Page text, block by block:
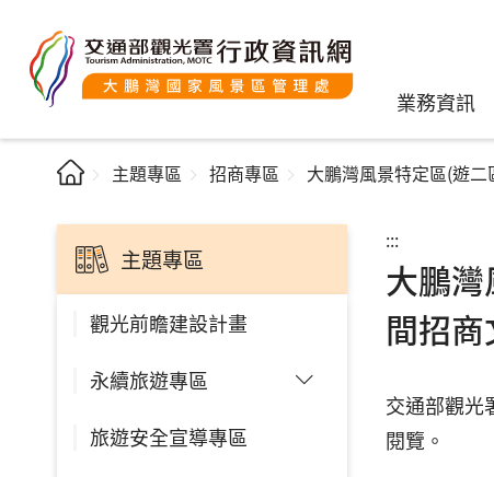
業務資訊
主題專區 招商專區 大鵬灣風景特定區(遊
主題專區
觀光前瞻建設計畫
永續旅遊專區
旅遊安全宣導專區
:::
大鵬
間招
交通部觀光
閱覽。